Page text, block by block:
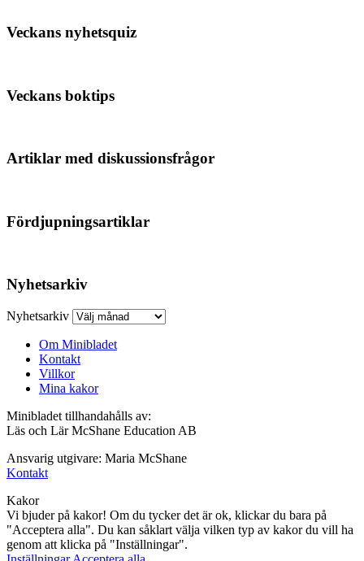
Veckans nyhetsquiz
Veckans boktips
Artiklar med diskussionsfrågor
Fördjupningsartiklar
Nyhetsarkiv
Nyhetsarkiv
Om Minibladet
Kontakt
Villkor
Mina kakor
Minibladet tillhandahålls av:
Läs och Lär McShane Education AB
Ansvarig utgivare: Maria McShane
Kontakt
Kakor
Vi bjuder på kakor! Om du tycker det är ok, klickar du bara på
"Acceptera alla". Du kan såklart välja vilken typ av kakor du vill ha
genom att klicka på "Inställningar".